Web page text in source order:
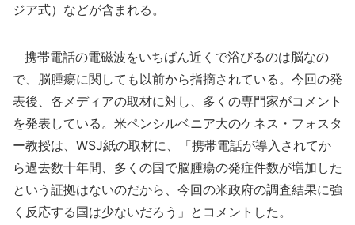
ジア式）などが含まれる。
携帯電話の電磁波をいちばん近くで浴びるのは脳なの
で、脳腫瘍に関しても以前から指摘されている。今回の発
表後、各メディアの取材に対し、多くの専門家がコメント
を発表している。米ペンシルベニア大のケネス・フォスタ
ー教授は、WSJ紙の取材に、「携帯電話が導入されてか
ら過去数十年間、多くの国で脳腫瘍の発症件数が増加した
という証拠はないのだから、今回の米政府の調査結果に強
く反応する国は少ないだろう」とコメントした。